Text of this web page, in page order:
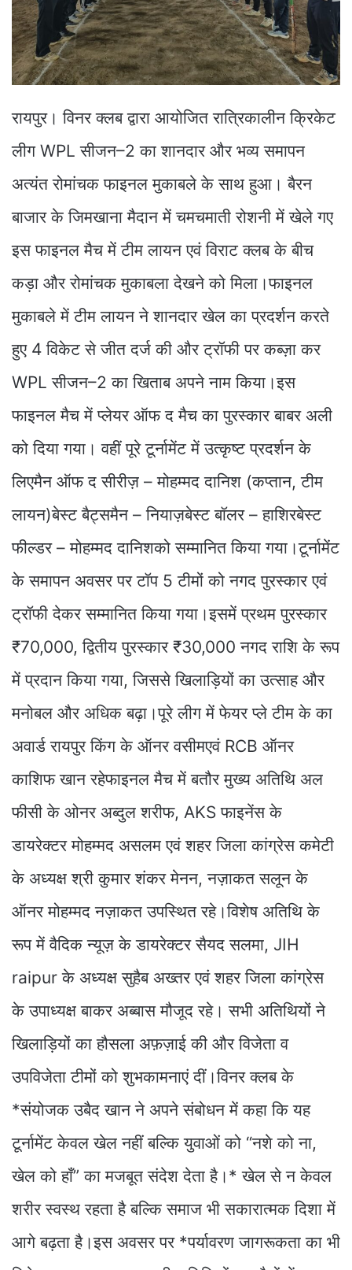
रायपुर। विनर क्लब द्वारा आयोजित रात्रिकालीन क्रिकेट
लीग WPL सीजन–2 का शानदार और भव्य समापन
अत्यंत रोमांचक फाइनल मुकाबले के साथ हुआ। बैरन
बाजार के जिमखाना मैदान में चमचमाती रोशनी में खेले गए
इस फाइनल मैच में टीम लायन एवं विराट क्लब के बीच
कड़ा और रोमांचक मुकाबला देखने को मिला।फाइनल
मुकाबले में टीम लायन ने शानदार खेल का प्रदर्शन करते
हुए 4 विकेट से जीत दर्ज की और ट्रॉफी पर कब्ज़ा कर
WPL सीजन–2 का खिताब अपने नाम किया।इस
फाइनल मैच में प्लेयर ऑफ द मैच का पुरस्कार बाबर अली
को दिया गया। वहीं पूरे टूर्नामेंट में उत्कृष्ट प्रदर्शन के
लिएमैन ऑफ द सीरीज़ – मोहम्मद दानिश (कप्तान, टीम
लायन)बेस्ट बैट्समैन – नियाज़बेस्ट बॉलर – हाशिरबेस्ट
फील्डर – मोहम्मद दानिशको सम्मानित किया गया।टूर्नामेंट
के समापन अवसर पर टॉप 5 टीमों को नगद पुरस्कार एवं
ट्रॉफी देकर सम्मानित किया गया।इसमें प्रथम पुरस्कार
₹70,000, द्वितीय पुरस्कार ₹30,000 नगद राशि के रूप
में प्रदान किया गया, जिससे खिलाड़ियों का उत्साह और
मनोबल और अधिक बढ़ा।पूरे लीग में फेयर प्ले टीम के का
अवार्ड रायपुर किंग के ऑनर वसीमएवं RCB ऑनर
काशिफ खान रहेफाइनल मैच में बतौर मुख्य अतिथि अल
फीसी के ओनर अब्दुल शरीफ, AKS फाइनेंस के
डायरेक्टर मोहम्मद असलम एवं शहर जिला कांग्रेस कमेटी
के अध्यक्ष श्री कुमार शंकर मेनन, नज़ाकत सलून के
ऑनर मोहम्मद नज़ाकत उपस्थित रहे।विशेष अतिथि के
रूप में वैदिक न्यूज़ के डायरेक्टर सैयद सलमा, JIH
raipur के अध्यक्ष सुहैब अख्तर एवं शहर जिला कांग्रेस
के उपाध्यक्ष बाकर अब्बास मौजूद रहे। सभी अतिथियों ने
खिलाड़ियों का हौसला अफ़ज़ाई की और विजेता व
उपविजेता टीमों को शुभकामनाएं दीं।विनर क्लब के
*संयोजक उबैद खान ने अपने संबोधन में कहा कि यह
टूर्नामेंट केवल खेल नहीं बल्कि युवाओं को “नशे को ना,
खेल को हाँ” का मजबूत संदेश देता है।* खेल से न केवल
शरीर स्वस्थ रहता है बल्कि समाज भी सकारात्मक दिशा में
आगे बढ़ता है।इस अवसर पर *पर्यावरण जागरूकता का भी